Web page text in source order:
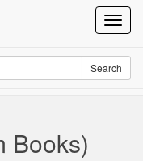
Search
Books)